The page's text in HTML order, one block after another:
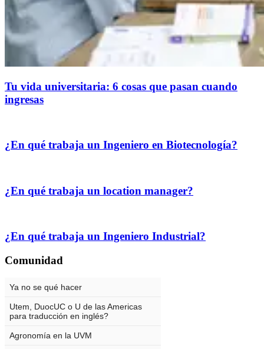
Tu vida universitaria: 6 cosas que pasan cuando
ingresas
¿En qué trabaja un Ingeniero en Biotecnología?
¿En qué trabaja un location manager?
¿En qué trabaja un Ingeniero Industrial?
Comunidad